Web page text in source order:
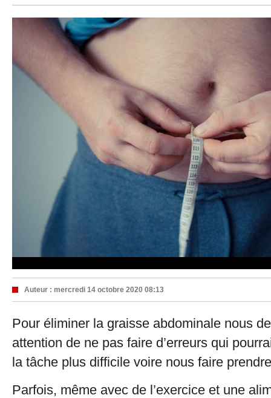
Auteur : mercredi 14 octobre 2020 08:13
Pour éliminer la graisse abdominale nous
attention de ne pas faire d’erreurs qui
la tâche plus difficile voire nous faire
Parfois, même avec de l’exercice et une